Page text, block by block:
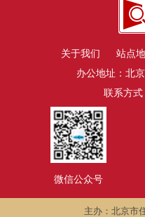
关于我们 站点
办公地址：北
联系方式
微信公众号
主办：北京市